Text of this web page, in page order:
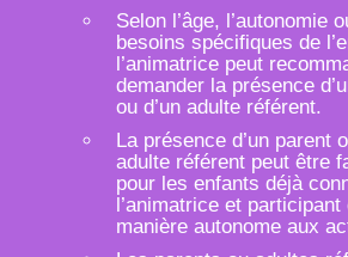
Selon l’âge, l’autonomie
besoins spécifiques de
l’animatrice peut
demander la présence
ou d’un adulte référent.
La présence d’un parent
adulte référent peut être
pour les enfants déjà
l’animatrice et participant
manière autonome aux